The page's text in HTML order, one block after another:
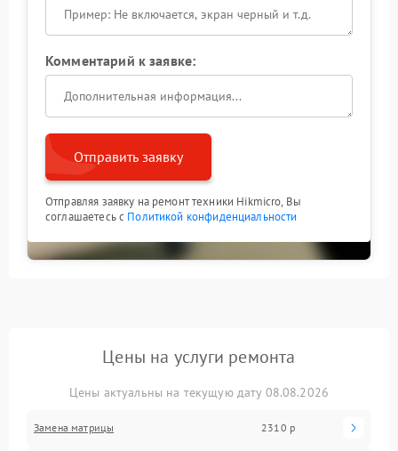
Комментарий к заявке:
Отправить заявку
Отправляя заявку на ремонт техники Hikmicro, Вы
соглашаетесь с Политикой конфиденциальности
Цены на услуги ремонта
Цены актуальны на текущую дату 08.08.2026
Замена матрицы 2310 р